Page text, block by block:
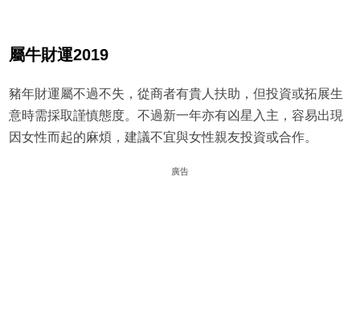
屬牛財運2019
豬年財運屬不過不失，從商者有貴人扶助，但投資或拓展生
意時需採取謹慎態度。不過新一年亦有凶星入主，容易出現
因女性而起的麻煩，建議不宜與女性親友投資或合作。
廣告